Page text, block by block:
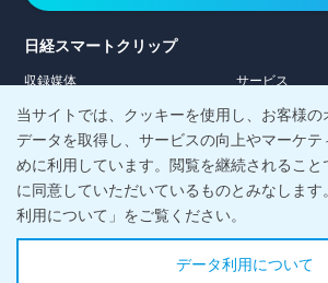
当サイトでは、クッキーを使用し、お客様
データを取得し、サービスの向上やマーケテ
めに利用しています。閲覧を継続されるこ
に同意していただいているものとみなしま
利用について」をご覧ください。
データ利用について
日経スマートクリップ
収録媒体
サービス
コラム
日経メディアマーケティング株式会社
会社案内
当社の強み
お客様サポート
お知らせ
情報活用塾
メルマガ登録